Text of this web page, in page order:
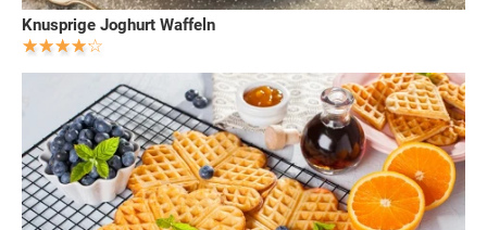
Knusprige Joghurt Waffeln